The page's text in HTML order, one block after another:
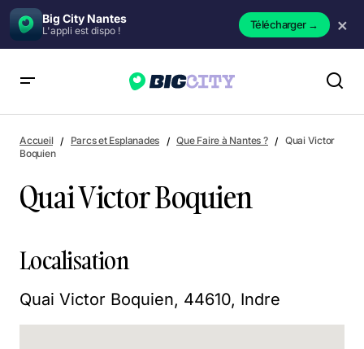
Big City Nantes
L'appli est dispo ! Télécharger→ ×
Accueil Parcs et Esplanades Que Faire à Nantes ?
Quai Victor
Boquien
Quai Victor Boquien
Localisation
Quai Victor Boquien, 44610, Indre